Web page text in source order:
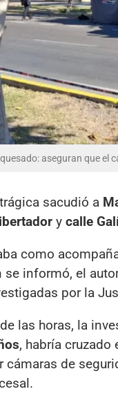
aseguran que el
sacudió a
y calle
como
se informó, el
por la
las horas, la
, habría
cámaras de